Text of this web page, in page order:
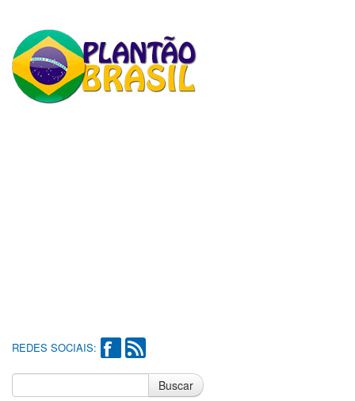
REDES SOCIAIS:
Buscar